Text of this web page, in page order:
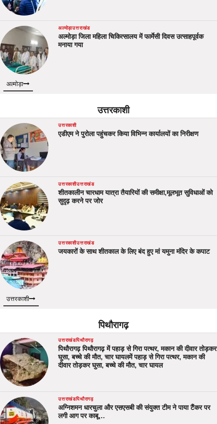
अल्मोड़ाउत्तराखंड
अल्मोड़ा जिला महिला चिकित्सालय में फार्मेसी दिवस उत्साहपूर्वक
मनाया गया
अल्मोड़ा
उत्तरकाशी
उत्तरकाशी
एडीएम ने पुरोला पहुंचकर किया विभिन्न कार्यालयों का निरीक्षण
उत्तरकाशीउत्तराखंड
शीतकालीन चारधाम यात्रा तैयारियों की समीक्षा,मूलभूत सुविधाओं को
सुदृढ़ करने पर जोर
उत्तरकाशीउत्तराखंड
जयकारों के साथ शीतकाल के लिए बंद हुए मां यमुना मंदिर के कपाट
उत्तरकाशी
पिथौरागढ़
उत्तराखंडपिथौरागढ़
पिथौरागढ़ पिथौरागढ़ में पहाड़ से गिरा पत्थर, मकान की दीवार तोड़कर
घुसा, बच्चे की मौत, चार घायलमें पहाड़ से गिरा पत्थर, मकान की
दीवार तोड़कर घुसा, बच्चे की मौत, चार घायल
उत्तराखंडपिथौरागढ़
अग्निशमन धारचुला और एसएसबी की संयुक्त टीम ने पाया टैंकर पर
लगी आग पर काबू…